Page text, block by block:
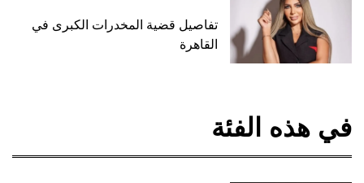
تفاصيل قضية المخدرات الكبرى في
القاهرة
في هذه الفئة